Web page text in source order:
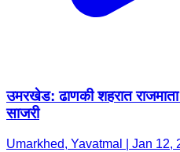
उमरखेड: ढाणकी शहरात
साजरी
Umarkhed, Yavatmal | Jan 12,